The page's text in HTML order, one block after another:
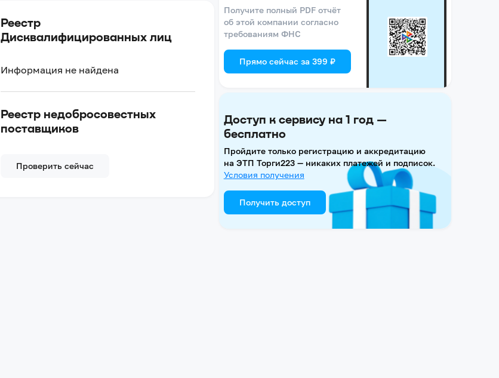
Реестр
Дисквалифицированных лиц
Информация не найдена
Реестр недобросовестных
поставщиков
Проверить сейчас
Получите полный PDF отчёт
об этой компании согласно
требованиям ФНС
Прямо сейчас за 399 ₽
Доступ к сервису на 1 год —
бесплатно
Пройдите только регистрацию и аккредитацию
на ЭТП Торги223 — никаких платежей и подписок.
Условия получения
Получить доступ